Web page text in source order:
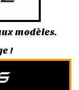
modèles.
!